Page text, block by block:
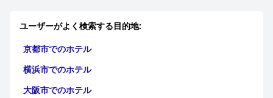
プリモホテルのスタッフは、卓越したサービスで高く評価されて
います。ゲストは、レセプションチームのフレンドリーさ、丁寧
さ、対応の良さを常に称賛しています。スタッフのプロ意識と能
力は、快適で楽しい滞在に貢献し、ゲストは歓迎され、手厚くも
てなされていると感じます。
無料WiFiが利用できますが、受信品質は様々です。接続が良いと
ユーザーがよく検索する目的地:
京都市でのホテル
横浜市でのホテル
大阪市でのホテル